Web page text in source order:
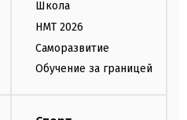
Школа
НМТ 2026
Саморазвитие
Обучение за границей